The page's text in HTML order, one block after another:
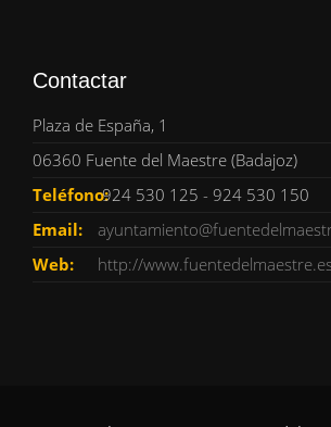
Contactar
Plaza de España, 1
06360 Fuente del Maestre (Badajoz)
Teléfono:924 530 125 - 924 530 150
Email:
Web:
http://www.fuentedelmaestre.es